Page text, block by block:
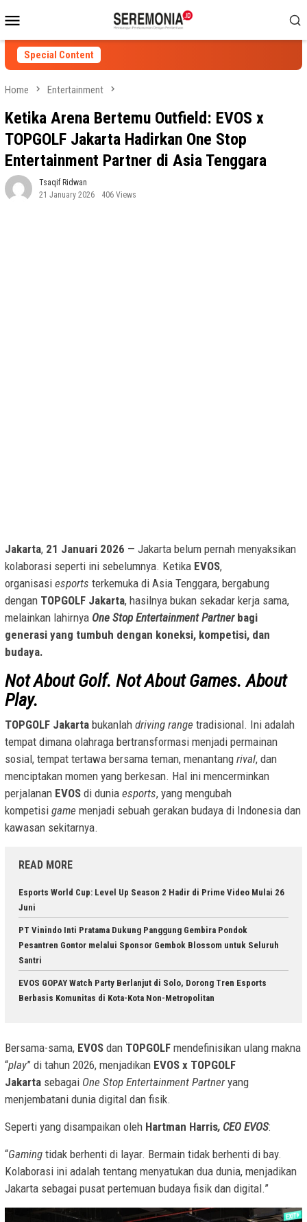
to
contentMenu
Special Content
Home Entertainment
Ketika Arena Bertemu Outfield: EVOS x
TOPGOLF Jakarta Hadirkan One Stop
Entertainment Partner di Asia Tenggara
Tsaqif Ridwan
21 January 2026
406 Views
Jakarta, 21 Januari 2026 — Jakarta belum pernah menyaksikan
kolaborasi seperti ini sebelumnya. Ketika EVOS,
organisasi esports terkemuka di Asia Tenggara, bergabung
dengan TOPGOLF Jakarta, hasilnya bukan sekadar kerja sama,
melainkan lahirnya One Stop Entertainment Partnerbagi
generasi yang tumbuh dengan koneksi, kompetisi, dan
budaya.
Not About Golf. Not About Games. About
Play.
TOPGOLF Jakarta bukanlah driving range tradisional. Ini adalah
tempat dimana olahraga bertransformasi menjadi permainan
sosial, tempat tertawa bersama teman, menantang rival, dan
menciptakan momen yang berkesan. Hal ini mencerminkan
perjalanan EVOS di dunia esports, yang mengubah
kompetisi game menjadi sebuah gerakan budaya di Indonesia dan
kawasan sekitarnya.
READ MORE
Esports World Cup: Level Up Season 2 Hadir di Prime Video Mulai 26
Juni
PT Vinindo Inti Pratama Dukung Panggung Gembira Pondok
Pesantren Gontor melalui Sponsor Gembok Blossom untuk Seluruh
Santri
EVOS GOPAY Watch Party Berlanjut di Solo, Dorong Tren Esports
Berbasis Komunitas di Kota-Kota Non-Metropolitan
Bersama-sama, EVOS dan TOPGOLF mendefinisikan ulang makna
“play” di tahun 2026, menjadikan EVOS x TOPGOLF
Jakarta sebagai One Stop Entertainment Partneryang
menjembatani dunia digital dan fisik.
Seperti yang disampaikan oleh Hartman Harris, CEO EVOS:
“Gaming tidak berhenti di layar. Bermain tidak berhenti di bay.
Kolaborasi ini adalah tentang menyatukan dua dunia, menjadikan
Jakarta sebagai pusat pertemuan budaya fisik dan digital.”